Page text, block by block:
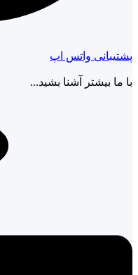
پشتیبانی واتس اپ
با ما بیشتر آشنا بشید...